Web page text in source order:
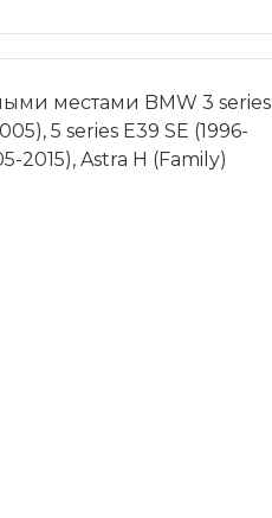
местами BMW 3 series
5 series Е39 SE (1996-
2015), Astra Н (Family)